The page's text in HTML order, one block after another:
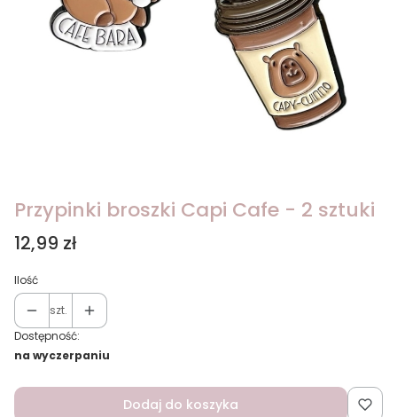
Przypinki broszki Capi Cafe - 2 sztuki
Cena
12,99 zł
Ilość
szt.
Dostępność:
na wyczerpaniu
Dodaj do koszyka